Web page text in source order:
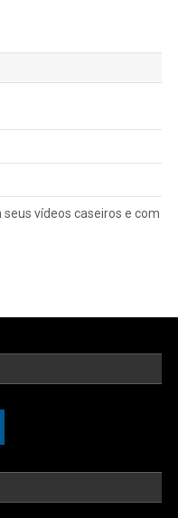
vídeos caseiros e com